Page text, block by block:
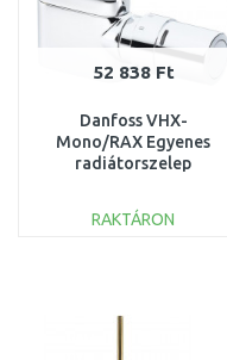
52 838 Ft
Danfoss VHX-
Mono/RAX Egyenes
radiátorszelep
króm 013G4282
RAKTÁRON